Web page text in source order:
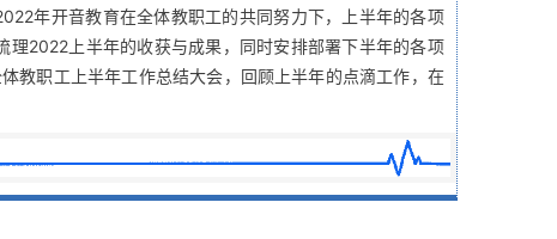
年开音教育在全体教职工的共同努力下，上半年的各项
理2022上半年的收获与成果，同时安排部署下半年的各项
教职工上半年工作总结大会，回顾上半年的点滴工作，在